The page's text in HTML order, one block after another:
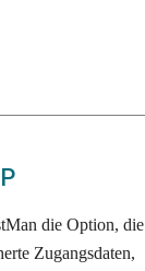
die Option, die
Zugangsdaten,